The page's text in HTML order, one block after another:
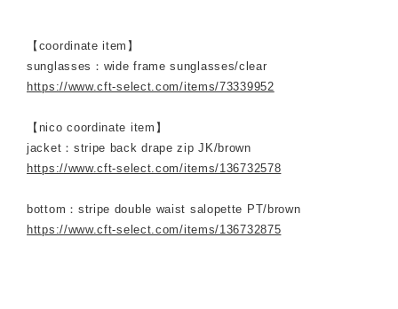
【coordinate item】
sunglasses：wide frame sunglasses/clear
https://www.cft-select.com/items/73339952
【nico coordinate item】
jacket：stripe back drape zip JK/brown
https://www.cft-select.com/items/136732578
bottom：stripe double waist salopette PT/brown
https://www.cft-select.com/items/136732875